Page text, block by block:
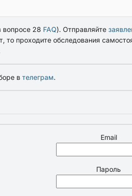
вопросе 28 FAQ). Отправляйте
то проходите обследования
в телеграм.
Email
Пароль